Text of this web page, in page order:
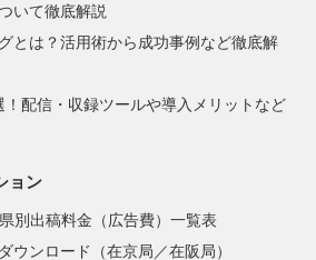
いて徹底解説
とは？活用術から成功事例など徹底解
配信・収録ツールや導入メリットなど
ョン
別出稿料金（広告費）一覧表
ウンロード（在京局／在阪局）